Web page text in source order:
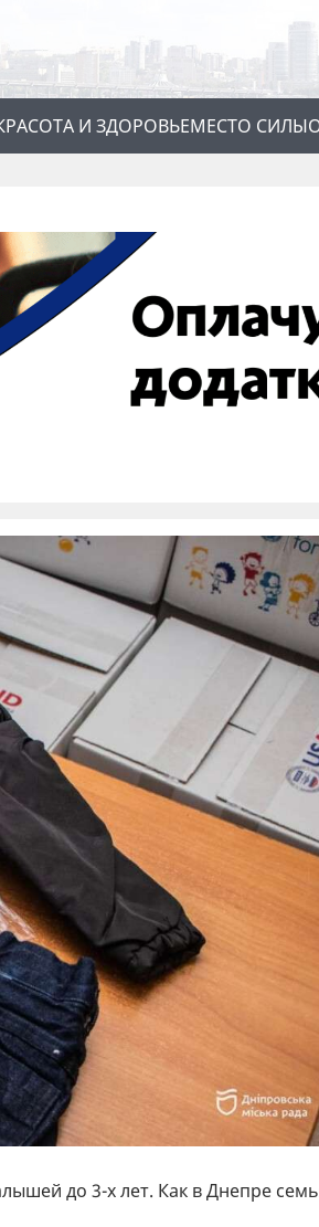
И ЗДОРОВЬЕМЕСТО СИЛЫ
до 3-х лет. Как в Днепре